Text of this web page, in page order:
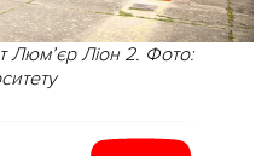
Люмʼєр Ліон 2. Фото: